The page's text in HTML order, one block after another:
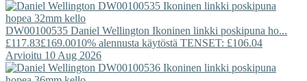
DW00100535 Daniel Wellington Ikoninen linkki poskipuna ho...
£117.83£169.0010% alennusta käytöstä TENSET: £106.04
Arvioitu 10 Aug 2026